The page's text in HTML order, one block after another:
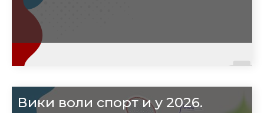
Вики воли спорт и у 2026.